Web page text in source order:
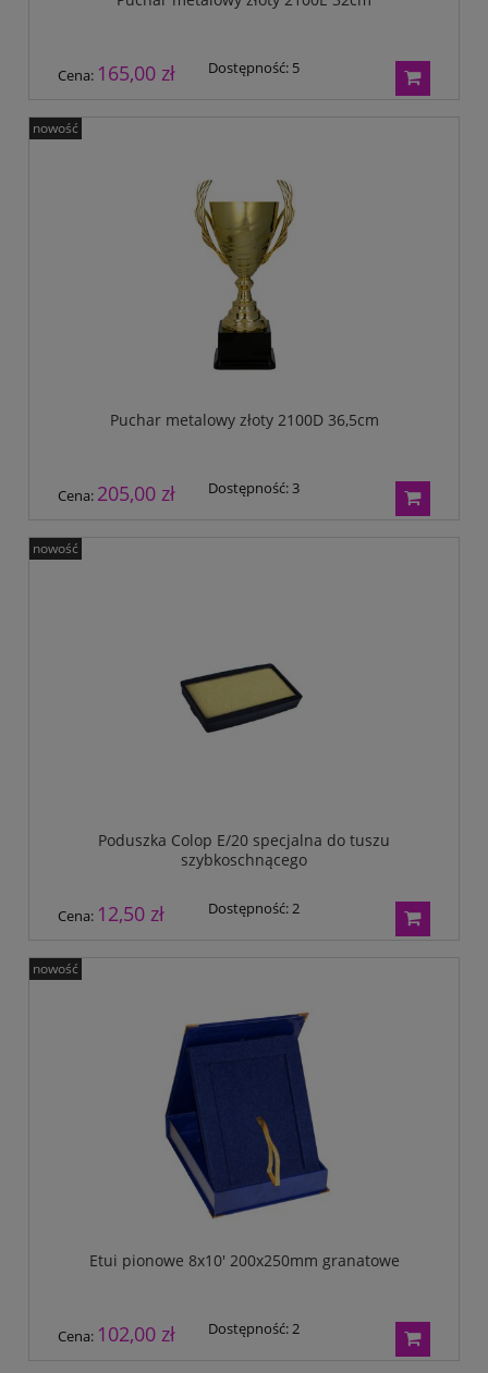
Cena: 165,00 zł Dostępność: 5
Puchar metalowy złoty 2100D 36,5cm
Cena: 205,00 zł Dostępność:3
nowość
Poduszka Colop E/20 specjalna do tuszu
szybkoschnącego
Cena: 12,50 zł Dostępność:2
nowość
Etui pionowe 8x10' 200x250mm granatowe
Cena: 102,00 zł Dostępność:2
nowość